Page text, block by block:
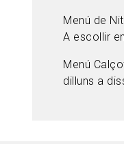
Menú de
A escollir
Menú
dilluns a